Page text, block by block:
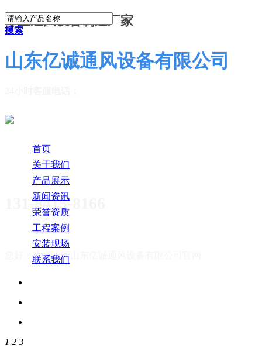
专业通风设备制造厂家
山东亿诚通风设备有限公司
131-8415-8166
您好！欢迎访问
搜索
首页
关于我们
产品展示
新闻资讯
荣誉资质
工程案例
安装现场
联系我们
1 2 3